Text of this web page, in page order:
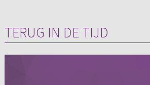
TERUG IN DE TIJD